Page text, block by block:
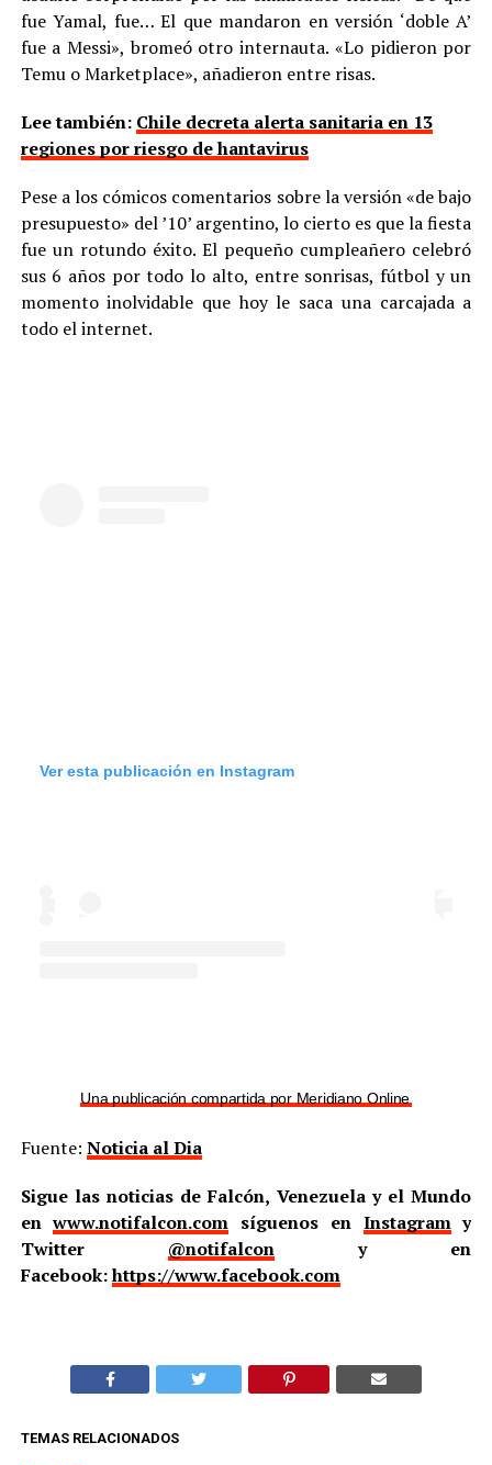
fue Yamal, fue… El que mandaron en versión ‘doble A’
fue a Messi», bromeó otro internauta. «Lo pidieron por
Temu o Marketplace», añadieron entre risas.
Lee también: Chile decreta alerta sanitaria en 13
regiones por riesgo de hantavirus
Pese a los cómicos comentarios sobre la versión «de bajo
presupuesto» del ’10’ argentino, lo cierto es que la fiesta
fue un rotundo éxito. El pequeño cumpleañero celebró
sus 6 años por todo lo alto, entre sonrisas, fútbol y un
momento inolvidable que hoy le saca una carcajada a
todo el internet.
Ver esta publicación en Instagram
Una publicación compartida por Meridiano Online
Fuente: Noticia al Dia
Sigue las noticias de Falcón, Venezuela y el Mundo
enwww.notifalcon.com síguenos en Instagramy
Twitter @notifalcony en
Facebook:https://www.facebook.com
TEMAS RELACIONADOS